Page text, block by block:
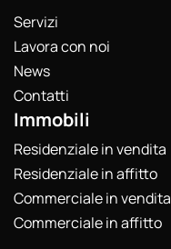
Servizi
Lavora con noi
News
Contatti
Immobili
Residenziale in vendita
Residenziale in affitto
Commerciale in vendita
Commerciale in affitto